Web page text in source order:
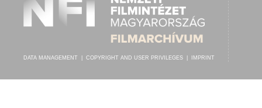
DATA MANAGEMENT COPYRIGHT AND USER PRIVILEGES IMPRINT